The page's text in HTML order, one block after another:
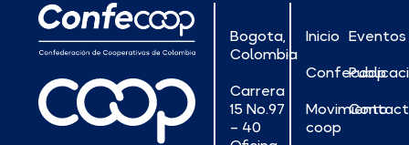
Bogota,
Colombia
Carrera
15 No.97
– 40
Inicio
Confecoop
Movimiento
coop
Eventos